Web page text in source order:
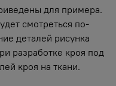
для примера.
смотреться по-
деталей рисунка
разработке кроя под
кроя на ткани.